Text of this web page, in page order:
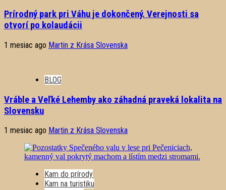
Prírodný park pri Váhu je dokončený. Verejnosti sa
otvorí po kolaudácii
1 mesiac ago Martin z Krása Slovenska
BLOG
Vráble a Veľké Lehemby ako záhadná praveká lokalita na
Slovensku
1 mesiac ago Martin z Krása Slovenska
Kam do prírody
Kam na turistiku